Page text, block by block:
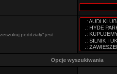
poddziały” jest
Opcje wyszukiwania